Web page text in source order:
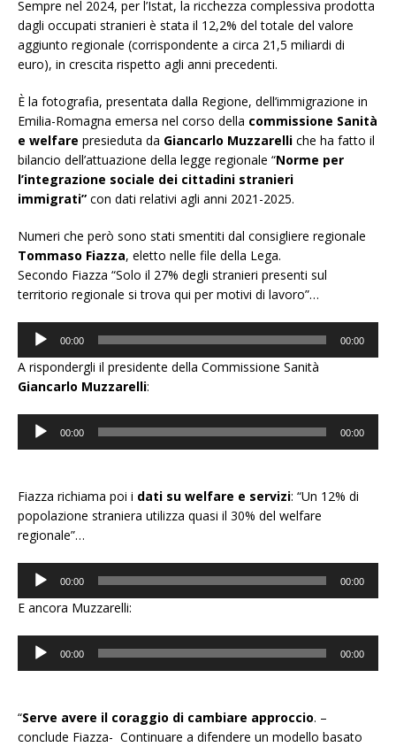
Sempre nel 2024, per l’Istat, la ricchezza complessiva prodotta
dagli occupati stranieri è stata il 12,2% del totale del valore
aggiunto regionale (corrispondente a circa 21,5 miliardi di
euro), in crescita rispetto agli anni precedenti.
È la fotografia, presentata dalla Regione, dell’immigrazione in
Emilia-Romagna emersa nel corso della commissione Sanità
e welfare presieduta da Giancarlo Muzzarelli che ha fatto il
bilancio dell’attuazione della legge regionale “Norme per
l’integrazione sociale dei cittadini stranieri
immigrati” con dati relativi agli anni 2021-2025.
Numeri che però sono stati smentiti dal consigliere regionale
Tommaso Fiazza, eletto nelle file della Lega.
Secondo Fiazza “Solo il 27% degli stranieri presenti sul
territorio regionale si trova qui per motivi di lavoro”…
Audio
Player
00:00 00:00
A rispondergli il presidente della Commissione Sanità
Giancarlo Muzzarelli:
Audio
Player
00:00 00:00
Fiazza richiama poi i dati su welfare e servizi: “Un 12% di
popolazione straniera utilizza quasi il 30% del welfare
regionale”…
Audio
Player
00:00 00:00
E ancora Muzzarelli:
Audio
Player
00:00 00:00
“Serve avere il coraggio di cambiare approccio. –
conclude Fiazza- Continuare a difendere un modello basato